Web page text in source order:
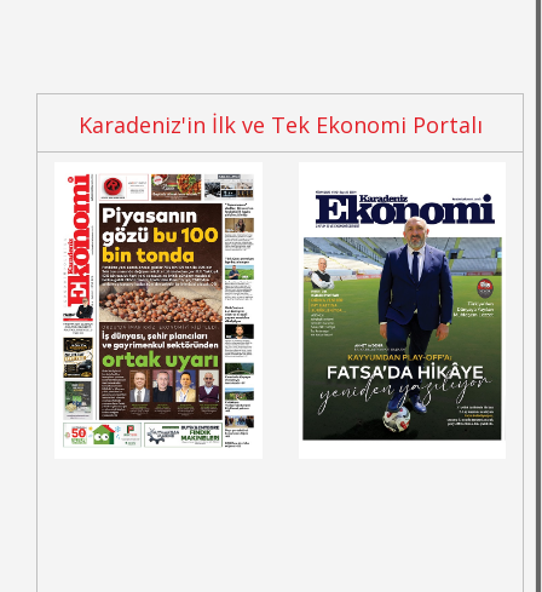
Karadeniz'in İlk ve Tek Ekonomi Portalı